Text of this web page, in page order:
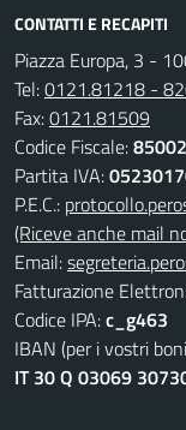
CONTATTI E RECAPITI
Piazza Europa, 3 -
Tel:0121.81218 -
Fax:0121.81509
Codice Fiscale:
Partita IVA:
P.E.C.:
(Riceve anche mail
Email:
Fatturazione
Codice IPA:c_g463
IBAN (per i vostri
IT 30 Q 03069